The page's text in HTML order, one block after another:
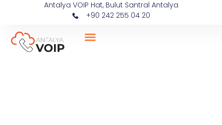
Antalya VOIP Hat, Bulut Santral Antalya
+90 242 255 04 20